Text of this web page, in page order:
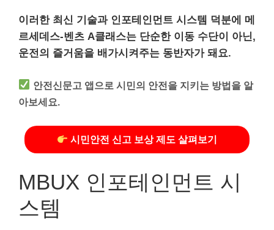
이러한 최신 기술과 인포테인먼트 시스템 덕분에 메
르세데스-벤츠 A클래스는 단순한 이동 수단이 아닌,
운전의 즐거움을 배가시켜주는 동반자가 돼요.
안전신문고 앱으로 시민의 안전을 지키는 방법을 알
아보세요.
시민안전 신고 보상 제도 살펴보기
MBUX 인포테인먼트 시
스템